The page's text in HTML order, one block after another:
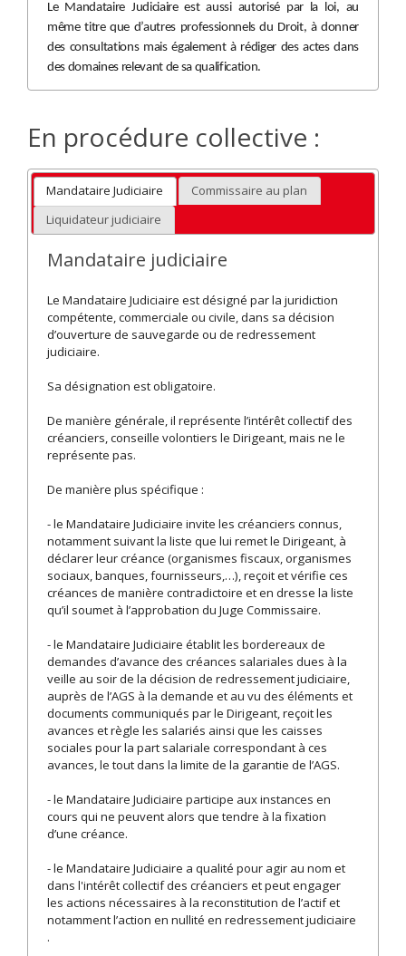
Le Mandataire Judiciaire est aussi autorisé par la loi, au
même titre que d’autres professionnels du Droit, à donner
des consultations mais également à rédiger des actes dans
des domaines relevant de sa qualification.
En procédure collective :
Mandataire Judiciaire
Commissaire au plan
Liquidateur judiciaire
Mandataire judiciaire
Le Mandataire Judiciaire est désigné par la juridiction
compétente, commerciale ou civile, dans sa décision
d’ouverture de sauvegarde ou de redressement
judiciaire.
Sa désignation est obligatoire.
De manière générale, il représente l’intérêt collectif des
créanciers, conseille volontiers le Dirigeant, mais ne le
représente pas.
De manière plus spécifique :
- le Mandataire Judiciaire invite les créanciers connus,
notamment suivant la liste que lui remet le Dirigeant, à
déclarer leur créance (organismes fiscaux, organismes
sociaux, banques, fournisseurs,…), reçoit et vérifie ces
créances de manière contradictoire et en dresse la liste
qu’il soumet à l’approbation du Juge Commissaire.
- le Mandataire Judiciaire établit les bordereaux de
demandes d’avance des créances salariales dues à la
veille au soir de la décision de redressement judiciaire,
auprès de l’AGS à la demande et au vu des éléments et
documents communiqués par le Dirigeant, reçoit les
avances et règle les salariés ainsi que les caisses
sociales pour la part salariale correspondant à ces
avances, le tout dans la limite de la garantie de l’AGS.
- le Mandataire Judiciaire participe aux instances en
cours qui ne peuvent alors que tendre à la fixation
d’une créance.
- le Mandataire Judiciaire a qualité pour agir au nom et
dans l'intérêt collectif des créanciers et peut engager
les actions nécessaires à la reconstitution de l’actif et
notamment l’action en nullité en redressement judiciaire
.